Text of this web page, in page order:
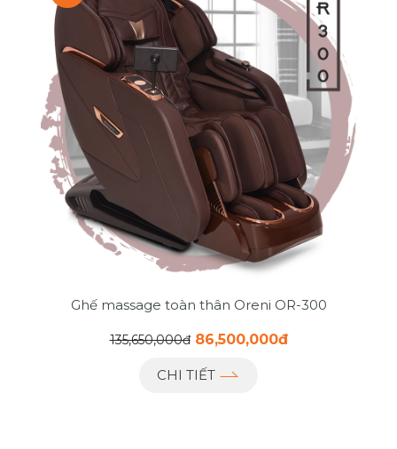
Ghế massage toàn thân Oreni OR-300
135,650,000đ 86,500,000đ
CHI TIẾT